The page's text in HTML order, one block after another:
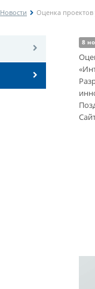
Новости Оценка проектов
8